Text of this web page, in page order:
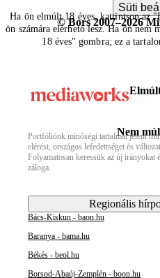
Ha ön elmúlt 18 éves, kattintson az
ön számára elérhető lesz. Ha ön
18 éves" gombra; ez a
Nem
Süti
© Bors 2007–2026
Portfóliónk minőségi tartalmat jelent
elérést, országos lefedettséget és
Folyamatosan keressük az új irányokat
záloga.
Regionális
Bács-Kiskun - baon.hu
Baranya - bama.hu
Békés - beol.hu
Borsod-Abaúj-Zemplén - boon.hu